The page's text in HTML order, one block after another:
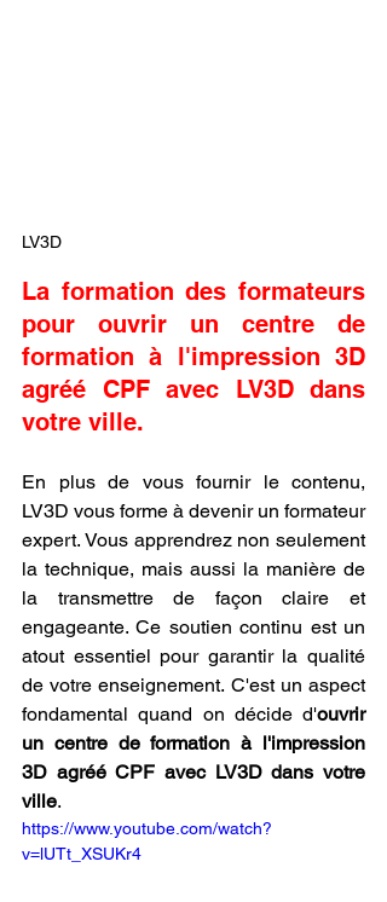
LV3D
La formation des formateurs
pour ouvrir un centre de
formation à l'impression 3D
agréé CPF avec LV3D dans
votre ville.
En plus de vous fournir le contenu,
LV3D vous forme à devenir un formateur
expert. Vous apprendrez non seulement
la technique, mais aussi la manière de
la transmettre de façon claire et
engageante. Ce soutien continu est un
atout essentiel pour garantir la qualité
de votre enseignement. C'est un aspect
fondamental quand on décide d'ouvrir
un centre de formation à l'impression
3D agréé CPF avec LV3D dans votre
ville.
https://www.youtube.com/watch?
v=lUTt_XSUKr4